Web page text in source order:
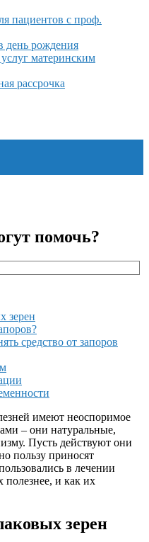
пациентов с проф.
день рождения
материнским
рассрочка
помочь?
зерен
средство от запоров
имеют неоспоримое
– они натуральные,
Пусть действуют они
пользу приносят
в лечении
полезнее, и как их
зерен